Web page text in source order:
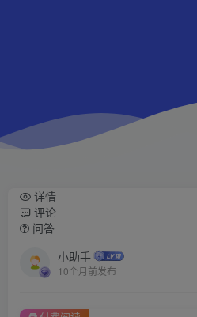
详情
评论
问答
小助手
10个月前发布